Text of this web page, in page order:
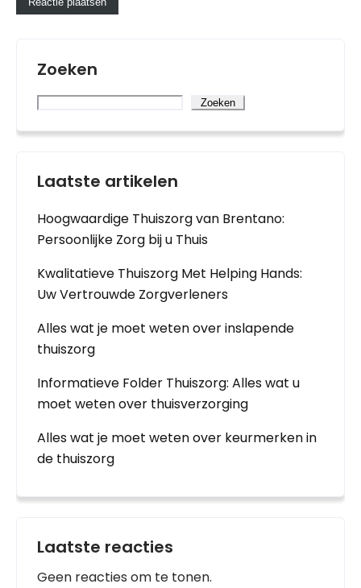
Zoeken
Zoeken
Laatste artikelen
Hoogwaardige Thuiszorg van Brentano:
Persoonlijke Zorg bij u Thuis
Kwalitatieve Thuiszorg Met Helping Hands:
Uw Vertrouwde Zorgverleners
Alles wat je moet weten over inslapende
thuiszorg
Informatieve Folder Thuiszorg: Alles wat u
moet weten over thuisverzorging
Alles wat je moet weten over keurmerken in
de thuiszorg
Laatste reacties
Geen reacties om te tonen.